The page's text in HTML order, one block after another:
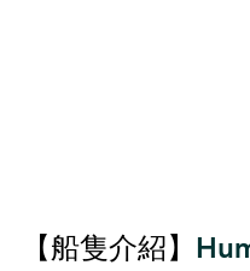
【船隻介紹】